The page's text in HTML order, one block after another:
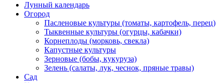
Лунный календарь
Огород
Пасленовые культуры (томаты, картофель, перец)
Тыквенные культуры (огурцы, кабачки)
Корнеплоды (морковь, свекла)
Капустные культуры
Зерновые (бобы, кукуруза)
Зелень (салаты, лук, чеснок, пряные травы)
Сад